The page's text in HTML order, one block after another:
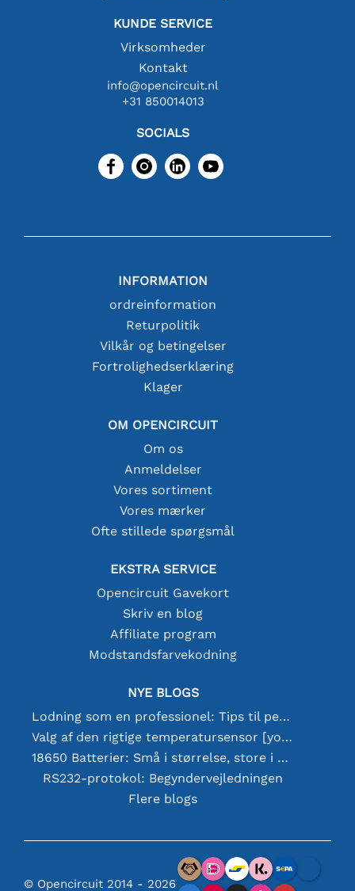
KUNDE SERVICE
Virksomheder
Kontakt
info@opencircuit.nl
+31 850014013
SOCIALS
INFORMATION
ordreinformation
Returpolitik
Vilkår og betingelser
Fortrolighedserklæring
Klager
OM OPENCIRCUIT
Om os
Anmeldelser
Vores sortiment
Vores mærker
Ofte stillede spørgsmål
EKSTRA SERVICE
Opencircuit Gavekort
Skriv en blog
Affiliate program
Modstandsfarvekodning
NYE BLOGS
Lodning som en professionel: Tips til perfekte elektroniske forbindelser
Valg af den rigtige temperatursensor [youtube]
18650 Batterier: Små i størrelse, store i ydeevne
RS232-protokol: Begyndervejledningen
Flere blogs
© Opencircuit 2014 - 2026